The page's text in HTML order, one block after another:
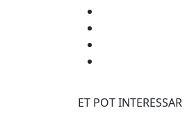
ET POT INTERESSAR